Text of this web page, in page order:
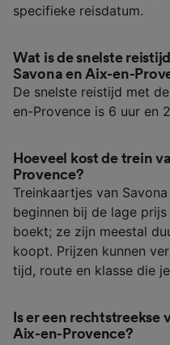
specifieke reisdatum.
Wat is de snelste
Savona en Aix-en-
De snelste reistijd met
en-Provence is 6 uur en
Hoeveel kost de trein
Provence?
Treinkaartjes van
beginnen bij de lage
boekt; ze zijn meestal
koopt. Prijzen kunnen
tijd, route en klasse die
Is er een
Aix-en-Provence?